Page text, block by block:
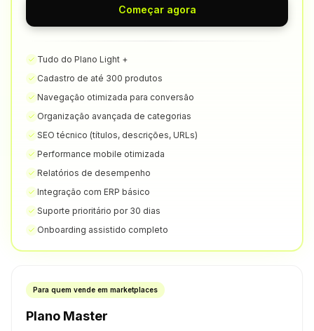
Começar agora
Tudo do Plano Light +
Cadastro de até 300 produtos
Navegação otimizada para conversão
Organização avançada de categorias
SEO técnico (títulos, descrições, URLs)
Performance mobile otimizada
Relatórios de desempenho
Integração com ERP básico
Suporte prioritário por 30 dias
Onboarding assistido completo
Para quem vende em marketplaces
Plano Master